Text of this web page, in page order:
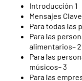
Introducción 1
Mensajes
Para todas las
Para las
alimentarios– 2
Para las
músicos– 3
Para las